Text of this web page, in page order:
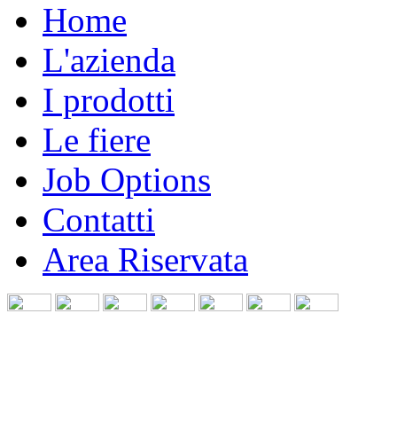
Home
L'azienda
I prodotti
Le fiere
Job Options
Contatti
Area Riservata